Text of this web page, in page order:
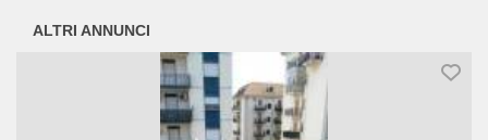
ALTRI ANNUNCI